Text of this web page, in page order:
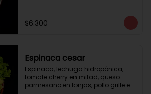
$6.300
Espinaca cesar
Espinaca, lechuga hidropónica,
tomate cherry en mitad, queso
parmesano en lonjas, pollo grille en